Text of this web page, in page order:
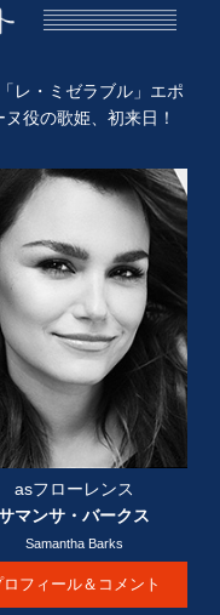
レ・ミゼラブル」 エポ
ヌ役の歌姫、初来日！
asフローレンス
マンサ・バークス
Samantha Barks
ロフィール＆コメント